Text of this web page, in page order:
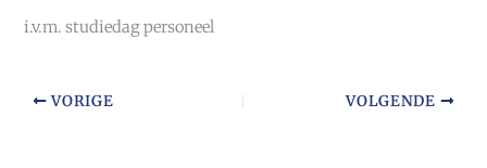
i.v.m. studiedag personeel
VORIGE VOLGENDE